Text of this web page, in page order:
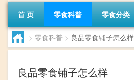
首 页 零食科普 零食分类
> 零食科普 > 良品零食铺子怎么样
良品零食铺子怎么样